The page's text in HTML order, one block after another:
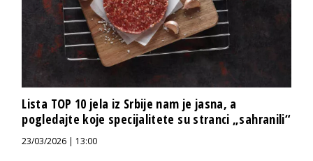
Lista TOP 10 jela iz Srbije nam je jasna, a
pogledajte koje specijalitete su stranci „sahranili“
23/03/2026 | 13:00